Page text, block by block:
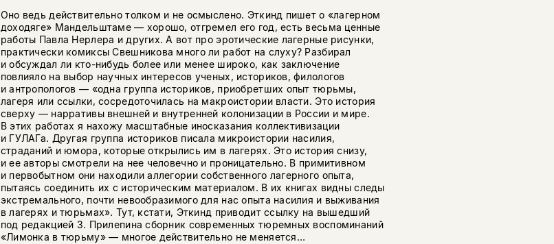
Оно ведь действительно толком и не осмыслено. Эткинд пишет о «лагерном
доходяге» Мандельштаме — хорошо, отгремел его год, есть весьма ценные
работы Павла Нерлера и других. А вот про эротические лагерные рисунки,
практически комиксы Свешникова много ли работ на слуху? Разбирал
и обсуждал ли кто-нибудь более или менее широко, как заключение
повлияло на выбор научных интересов ученых, историков, филологов
и антропологов — «одна группа историков, приобретших опыт тюрьмы,
лагеря или ссылки, сосредоточилась на макроистории власти. Это история
сверху — нарративы внешней и внутренней колонизации в России и мире.
В этих работах я нахожу масштабные иносказания коллективизации
и ГУЛАГа. Другая группа историков писала микроистории насилия,
страданий и юмора, которые открылись им в лагерях. Это история снизу,
и ее авторы смотрели на нее человечно и проницательно. В примитивном
и первобытном они находили аллегории собственного лагерного опыта,
пытаясь соединить их с историческим материалом. В их книгах видны следы
экстремального, почти невообразимого для нас опыта насилия и выживания
в лагерях и тюрьмах». Тут, кстати, Эткинд приводит ссылку на вышедший
под редакцией З. Прилепина сборник современных тюремных воспоминаний
«Лимонка в тюрьму» — многое действительно не меняется…